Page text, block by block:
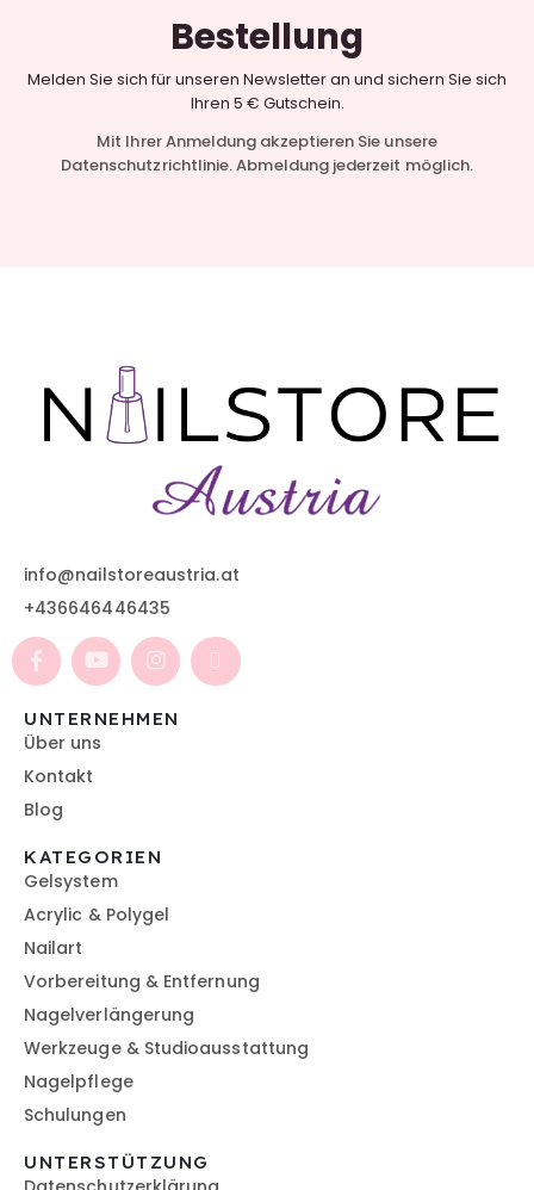
Bestellung
Melden Sie sich für unseren Newsletter an und sichern Sie sich
Ihren 5 € Gutschein.
Mit Ihrer Anmeldung akzeptieren Sie unsere
Datenschutzrichtlinie. Abmeldung jederzeit möglich.
info@nailstoreaustria.at
+436646446435
UNTERNEHMEN
Über uns
Kontakt
Blog
KATEGORIEN
Gelsystem
Acrylic & Polygel
Nailart
Vorbereitung & Entfernung
Nagelverlängerung
Werkzeuge & Studioausstattung
Nagelpflege
Schulungen
UNTERSTÜTZUNG